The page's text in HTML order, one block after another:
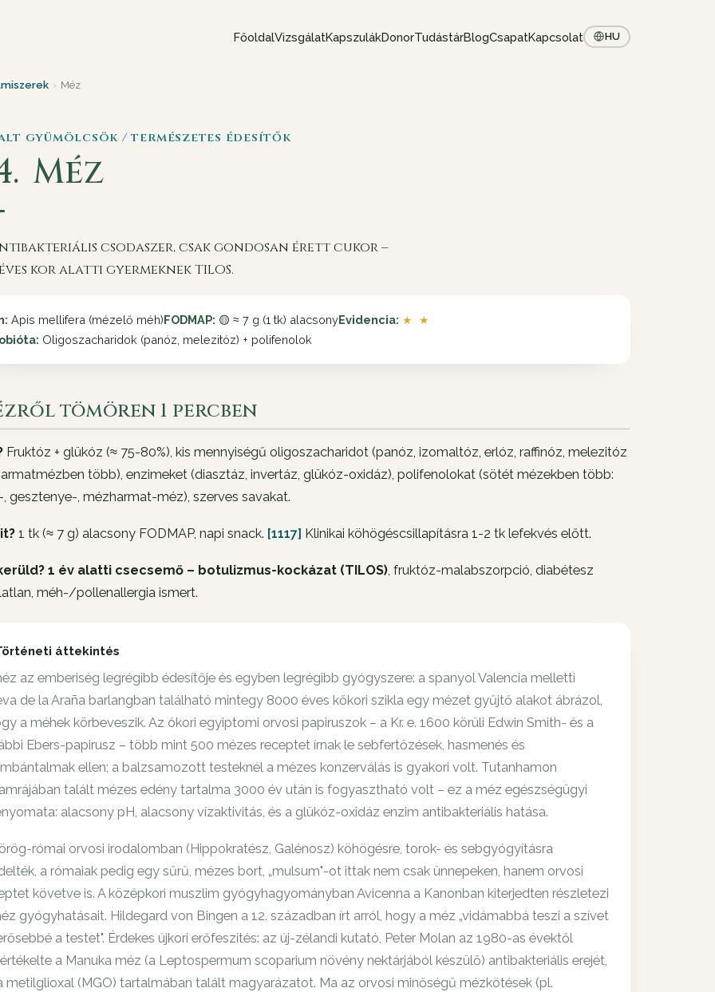
FőoldalVizsgálatKapszulákDonorTudástárBlogCsapatKapcsolat HU
› Méz
gyümölcsök / természetes édesítők
Méz
csodaszer, csak gondosan érett cukor –
kor alatti gyermeknek TILOS.
Apis mellifera (mézelő méh)FODMAP: 🟡 ≈ 7 g (1 tk) alacsonyEvidencia: ★ ★
Oligoszacharidok (panóz, melezitóz) + polifenolok
tömören 1 percben
Fruktóz + glükóz (≈ 75-80%), kis mennyiségű oligoszacharidot (panóz, izomaltóz, erlóz, raffinóz, melezitóz
több), enzimeket (diasztáz, invertáz, glükóz-oxidáz), polifenolokat (sötét mézekben több:
, gesztenye-, mézharmat-méz), szerves savakat.
1 tk (≈ 7 g) alacsony FODMAP, napi snack. [1117] Klinikai köhögéscsillapításra 1-2 tk lefekvés előtt.
1 év alatti csecsemő – botulizmus-kockázat (TILOS) , fruktóz-malabszorpció, diabétesz
méh-/pollenallergia ismert.
áttekintés
az emberiség legrégibb édesítője és egyben legrégibb gyógyszere: a spanyol Valencia melletti
de la Araña barlangban található mintegy 8000 éves kőkori szikla egy mézet gyűjtő alakot ábrázol,
a méhek körbeveszik. Az ókori egyiptomi orvosi papiruszok – a Kr. e. 1600 körüli Edwin Smith- és a
Ebers-papirusz – több mint 500 mézes receptet írnak le sebfertőzések, hasmenés és
ellen; a balzsamozott testeknél a mézes konzerválás is gyakori volt. Tutanhamon
talált mézes edény tartalma 3000 év után is fogyasztható volt – ez a méz egészségügyi
alacsony pH, alacsony vízaktivitás, és a glükóz-oxidáz enzim antibakteriális hatása.
római orvosi irodalomban (Hippokratész, Galénosz) köhögésre, torok- és sebgyógyításra
a rómaiak pedig egy sűrű, mézes bort, „mulsum"-ot ittak nem csak ünnepeken, hanem orvosi
követve is. A középkori muszlim gyógyhagyományban Avicenna a Kanonban kiterjedten részletezi
gyógyhatásait. Hildegard von Bingen a 12. században írt arról, hogy a méz „vidámabbá teszi a szívet
a testet". Érdekes újkori erőfeszítés: az új-zélandi kutató, Peter Molan az 1980-as évektől
a Manuka méz (a Leptospermum scoparium növény nektárjából készülő) antibakteriális erejét,
metilglioxal (MGO) tartalmában talált magyarázatot. Ma az orvosi minőségű mézkötések (pl.